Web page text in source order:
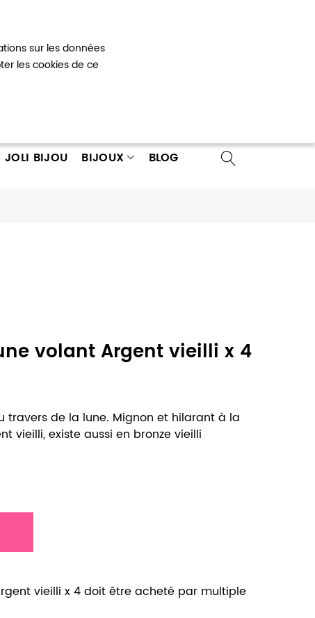
sur les données
les cookies de ce
un compte
JOLI BIJOU BIJOUX BLOG
volant Argent vieilli x 4
travers de la lune. Mignon et hilarant à la
vieilli, existe aussi en bronze vieilli
vieilli x 4 doit être acheté par multiple